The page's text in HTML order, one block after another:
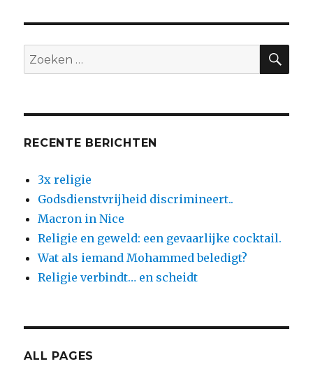
is?
Zoeken
naar:
RECENTE BERICHTEN
3x religie
Godsdienstvrijheid discrimineert..
Macron in Nice
Religie en geweld: een gevaarlijke cocktail.
Wat als iemand Mohammed beledigt?
Religie verbindt… en scheidt
ALL PAGES